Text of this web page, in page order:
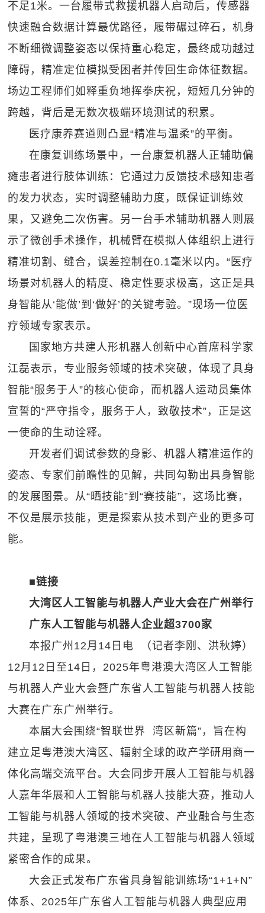
不足1米。一台履带式救援机器人启动后，传感器
快速融合数据计算最优路径，履带碾过碎石，机身
不断细微调整姿态以保持重心稳定，最终成功越过
障碍，精准定位模拟受困者并传回生命体征数据。
场边工程师们如释重负地挥拳庆祝，短短几分钟的
跨越，背后是无数次极端环境测试的积累。
医疗康养赛道则凸显“精准与温柔”的平衡。
在康复训练场景中，一台康复机器人正辅助偏
瘫患者进行肢体训练：它通过力反馈技术感知患者
的发力状态，实时调整辅助力度，既保证训练效
果，又避免二次伤害。另一台手术辅助机器人则展
示了微创手术操作，机械臂在模拟人体组织上进行
精准切割、缝合，误差控制在0.1毫米以内。“医疗
场景对机器人的精度、稳定性要求极高，这正是具
身智能从‘能做’到‘做好’的关键考验。”现场一位医
疗领域专家表示。
国家地方共建人形机器人创新中心首席科学家
江磊表示，专业服务领域的技术突破，体现了具身
智能“服务于人”的核心使命，而机器人运动员集体
宣誓的“严守指令，服务于人，致敬技术”，正是这
一使命的生动诠释。
开发者们调试参数的身影、机器人精准运作的
姿态、专家们前瞻性的见解，共同勾勒出具身智能
的发展图景。从“晒技能”到“赛技能”，这场比赛，
不仅是展示技能，更是探索从技术到产业的更多可
能。
■链接
大湾区人工智能与机器人产业大会在广州举行
广东人工智能与机器人企业超3700家
本报广州12月14日电 （记者李刚、洪秋婷）
12月12日至14日，2025年粤港澳大湾区人工智能
与机器人产业大会暨广东省人工智能与机器人技能
大赛在广东广州举行。
本届大会围绕“智联世界 湾区新篇”，旨在构
建立足粤港澳大湾区、辐射全球的政产学研用商一
体化高端交流平台。大会同步开展人工智能与机器
人嘉年华展和人工智能与机器人技能大赛，推动人
工智能与机器人领域的技术突破、产业融合与生态
共建，呈现了粤港澳三地在人工智能与机器人领域
紧密合作的成果。
大会正式发布广东省具身智能训练场“1+1+N”
体系、2025年广东省人工智能与机器人典型应用